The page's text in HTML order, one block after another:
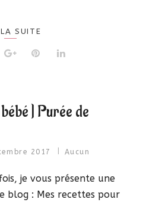
SUITE
] Purée de
2017
Aucun
je vous présente une
blog : Mes recettes pour